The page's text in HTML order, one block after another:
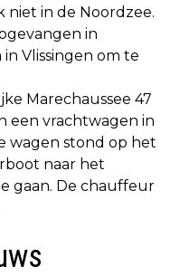
niet in de Noordzee.
in
Vlissingen om te
Marechaussee 47
een vrachtwagen in
wagen stond op het
naar het
gaan. De chauffeur